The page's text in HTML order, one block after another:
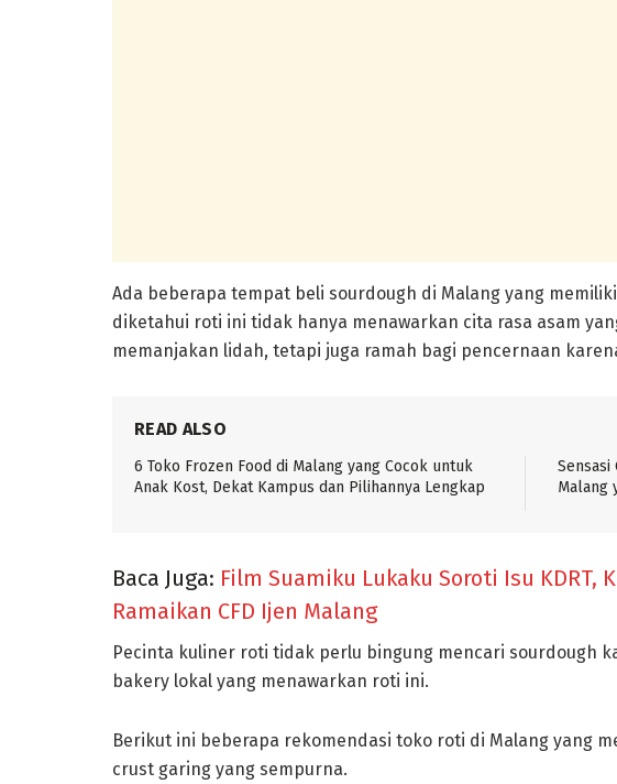
Ada beberapa tempat beli sourdough di Malang yang
diketahui roti ini tidak hanya menawarkan cita rasa asam
memanjakan lidah, tetapi juga ramah bagi pencernaan
READ ALSO
6 Toko Frozen Food di Malang yang Cocok untuk
Anak Kost, Dekat Kampus dan Pilihannya Lengkap
Malang
Baca Juga: Film Suamiku Lukaku Soroti Isu KDRT,
Ramaikan CFD Ijen Malang
Pecinta kuliner roti tidak perlu bingung mencari sourdough
bakery lokal yang menawarkan roti ini.
Berikut ini beberapa rekomendasi toko roti di Malang yang
crust garing yang sempurna.